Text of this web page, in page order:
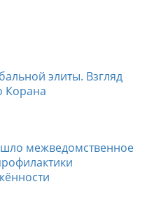
элиты. Взгляд
Корана
межведомственное